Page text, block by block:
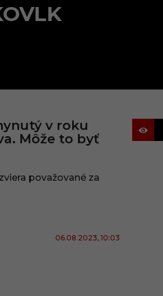
v roku
Môže to byť
považované za
06.08.2023, 10:03